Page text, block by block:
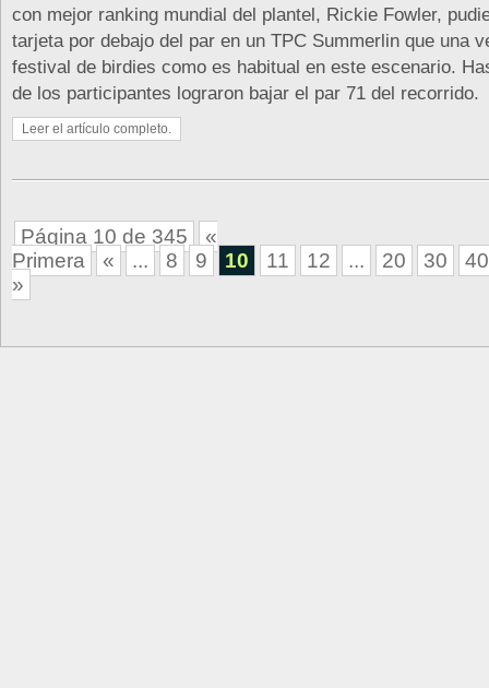
con mejor ranking mundial del plantel, Rickie Fowler,
tarjeta por debajo del par en un TPC Summerlin que una
festival de birdies como es habitual en este escenario.
de los participantes lograron bajar el par 71 del recorrido.
Leer el artículo completo.
Página 10 de 345
«
Primera
« ... 8 9 10 11 12 ... 20 30
40
»